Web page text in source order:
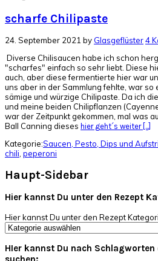
scharfe Chilipaste
24. September 2021 by Glasgeflüster4
Diverse Chilisaucen habe ich schon
"scharfes" einfach so sehr liebt. Diese
auch, aber diese fermentierte hier war
uns aber in der Sammlung fehlte, war so
sämige und würzige Chilipaste. Da ich
und meine beiden Chilipflanzen
war der Zeitpunkt gekommen, mal was
Ball Canning dieses hier geht´s weiter [...]
Kategorie:Saucen, Pesto, Dips und
chili peperoni
Haupt-Sidebar
Hier kannst Du unter den Rezept
Hier kannst Du unter den Rezept
HIer kannst Du nach